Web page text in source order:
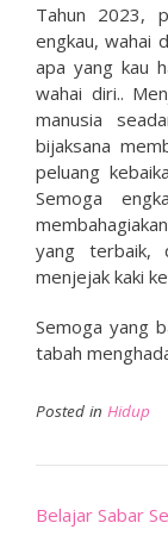
Tahun 2023,
engkau, wahai
apa yang kau
wahai diri..
manusia
bijaksana
peluang
Semoga
yang terbaik,
menjejak kaki
Semoga yang
tabah
Posted in Hidup
Post
Belajar Sabar